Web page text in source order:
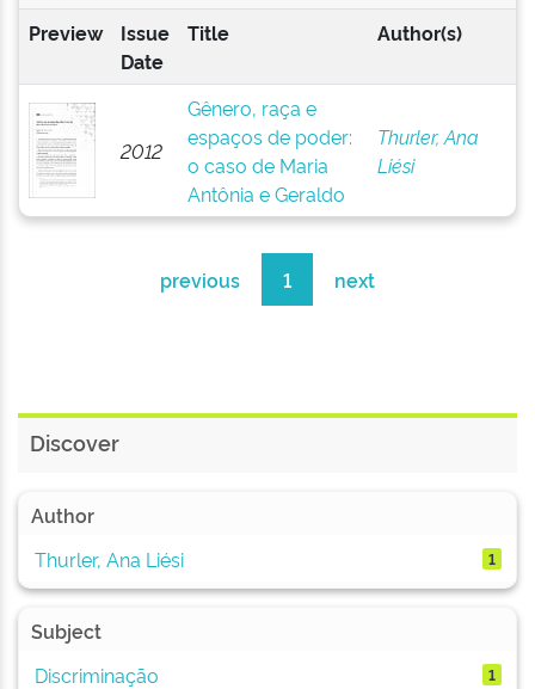
Preview
Issue
Date
Title Author(s)
2012
Gênero, raça e
espaços de poder:
o caso de Maria
Antônia e Geraldo
Thurler, Ana
Liési
previous 1 next
Discover
Author
Thurler, Ana Liési
1
Subject
Discriminação
1